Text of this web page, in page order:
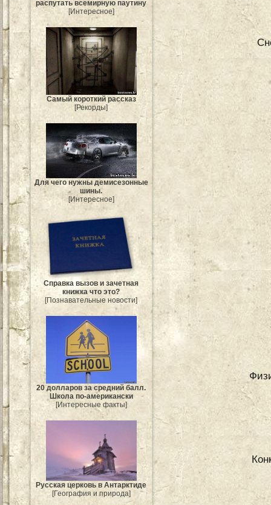
распутать всемирную паутину
[Интересное]
Самый короткий рассказ
[Рекорды]
Для чего нужны демисезонные
шины.
[Интересное]
Справка вызов и зачетная
книжка что это?
[Познавательные новости]
20 долларов за средний балл.
Школа по-американски
[Интересные факты]
Русская церковь в Антарктиде
[География и природа]